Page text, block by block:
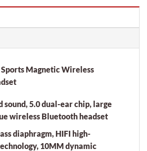
Sports Magnetic Wireless
sound, 5.0 dual-ear chip, large
wireless Bluetooth headset
diaphragm, HIFI high-
10MM dynamic